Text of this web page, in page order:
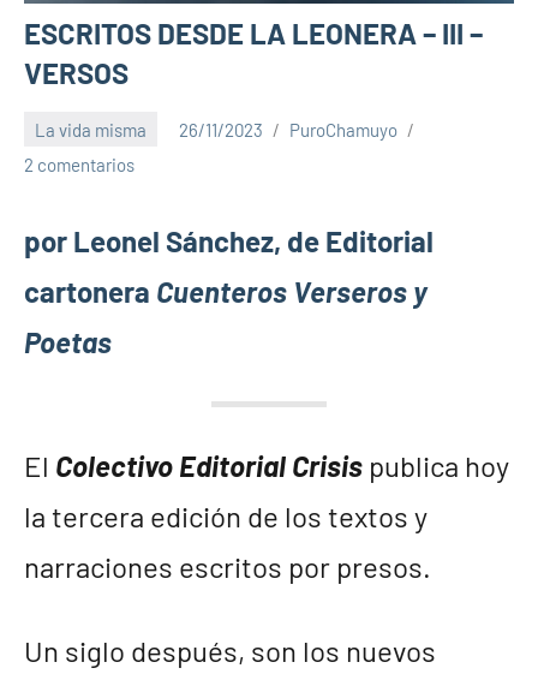
ESCRITOS DESDE LA LEONERA – III –
VERSOS
La vida misma 26/11/2023
PuroChamuyo
2 comentarios
por Leonel Sánchez, de Editorial
cartonera Cuenteros Verseros y
Poetas
El Colectivo Editorial Crisis publica hoy
la tercera edición de los textos y
narraciones escritos por presos.
Un siglo después, son los nuevos